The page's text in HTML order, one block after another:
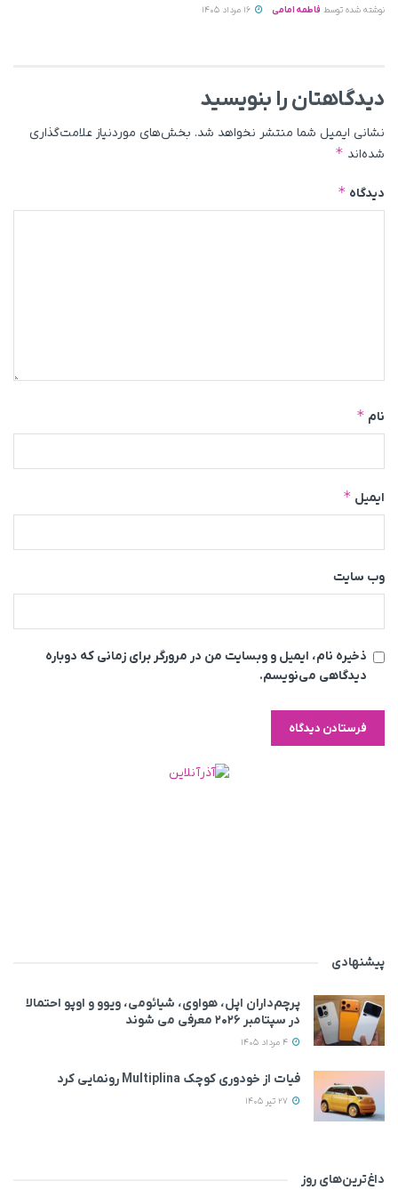
نوشته شده توسط فاطمه امامی
دیدگاهتان را بنویسید
نشانی ایمیل شما منتشر نخواهد شد. بخش‌های موردنیاز علامت‌گذاری
شده‌اند *
دیدگاه *
نام *
ایمیل *
وب‌ سایت
ذخیره نام، ایمیل و وبسایت من در مرورگر برای زمانی که دوباره
دیدگاهی می‌نویسم.
پیشنهادی
پرچم‌داران اپل، هواوی، شیائومی، ویوو و اوپو احتمالا
در سپتامبر ۲۰۲۶ معرفی می‌ شوند
فیات از خودوری کوچک Multiplina رونمایی کرد
داغ‌ترین‌های روز